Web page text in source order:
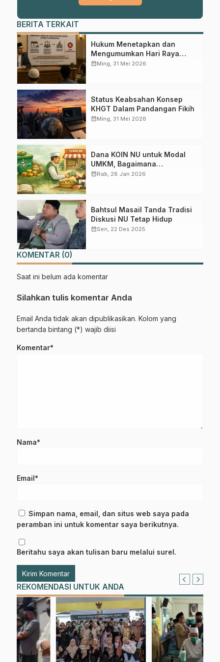
Dapatkan info kegiatan, kajian, dan berita terbaru langsung dari
sumber resmi NU Pasuruan.
Join Sekarang
BERITA TERKAIT
Hukum Menetapkan dan
Mengumumkan Hari Raya
Sebelum Pengumuman Resmi
calendar_monthMing, 31 Mei 2026
Status Keabsahan Konsep
KHGT Dalam Pandangan Fikih
calendar_monthMing, 31 Mei 2026
Dana KOIN NU untuk Modal
UMKM, Bagaimana
Hukumnya?
calendar_monthRab, 28 Jan 2026
Bahtsul Masail Tanda Tradisi
Diskusi NU Tetap Hidup
calendar_monthSen, 22 Des 2025
KOMENTAR (0)
Saat ini belum ada komentar
Silahkan tulis komentar Anda
Email Anda tidak akan dipublikasikan. Kolom yang
bertanda bintang (*) wajib diisi
Komentar*
Nama*
Email*
Simpan nama, email, dan situs web saya pada
peramban ini untuk komentar saya berikutnya.
Beritahu saya akan tulisan baru melalui surel.
REKOMENDASI UNTUK ANDA